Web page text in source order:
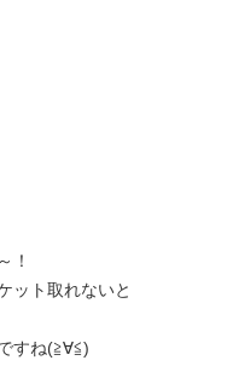
！
ット取れないと
すね(≧∀≦)